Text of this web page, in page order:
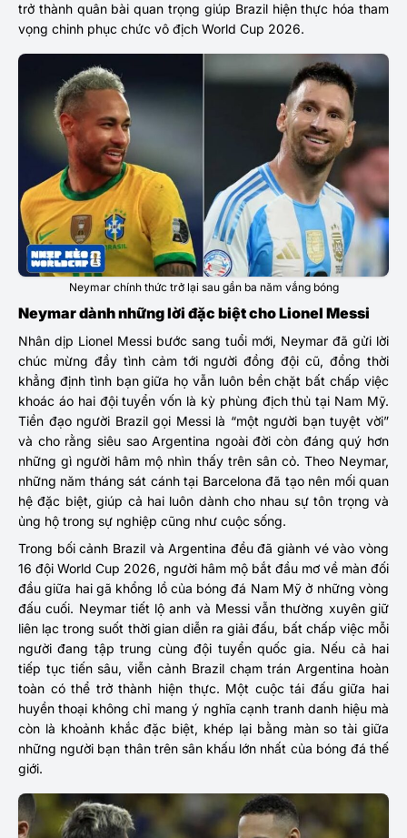
trở thành quân bài quan trọng giúp Brazil hiện thực hóa tham
vọng chinh phục chức vô địch World Cup 2026.
Neymar chính thức trở lại sau gần ba năm vắng bóng
Neymar dành những lời đặc biệt cho Lionel Messi
Nhân dịp Lionel Messi bước sang tuổi mới, Neymar đã gửi lời
chúc mừng đầy tình cảm tới người đồng đội cũ, đồng thời
khẳng định tình bạn giữa họ vẫn luôn bền chặt bất chấp việc
khoác áo hai đội tuyển vốn là kỳ phùng địch thủ tại Nam Mỹ.
Tiền đạo người Brazil gọi Messi là “một người bạn tuyệt vời”
và cho rằng siêu sao Argentina ngoài đời còn đáng quý hơn
những gì người hâm mộ nhìn thấy trên sân cỏ. Theo Neymar,
những năm tháng sát cánh tại Barcelona đã tạo nên mối quan
hệ đặc biệt, giúp cả hai luôn dành cho nhau sự tôn trọng và
ủng hộ trong sự nghiệp cũng như cuộc sống.
Trong bối cảnh Brazil và Argentina đều đã giành vé vào vòng
16 đội World Cup 2026, người hâm mộ bắt đầu mơ về màn đối
đầu giữa hai gã khổng lồ của bóng đá Nam Mỹ ở những vòng
đấu cuối. Neymar tiết lộ anh và Messi vẫn thường xuyên giữ
liên lạc trong suốt thời gian diễn ra giải đấu, bất chấp việc mỗi
người đang tập trung cùng đội tuyển quốc gia. Nếu cả hai
tiếp tục tiến sâu, viễn cảnh Brazil chạm trán Argentina hoàn
toàn có thể trở thành hiện thực. Một cuộc tái đấu giữa hai
huyền thoại không chỉ mang ý nghĩa cạnh tranh danh hiệu mà
còn là khoảnh khắc đặc biệt, khép lại bằng màn so tài giữa
những người bạn thân trên sân khấu lớn nhất của bóng đá thế
giới.